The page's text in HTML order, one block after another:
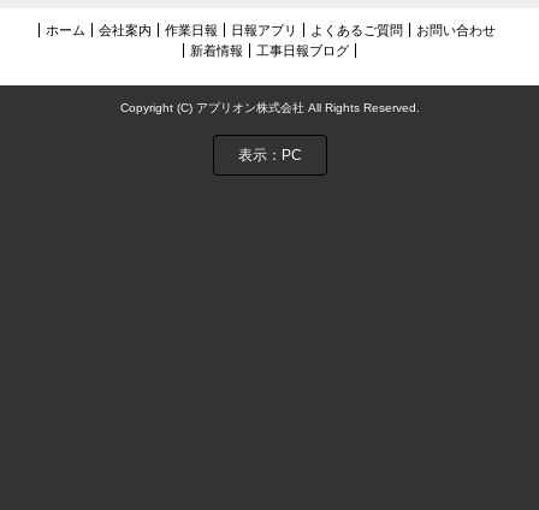
ホーム 会社案内 作業日報 日報アプリ よくあるご質問
お問い合わせ
新着情報
工事日報ブログ
Copyright (C) アプリオン株式会社 All Rights Reserved.
表示：PC